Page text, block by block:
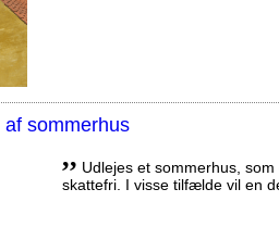
af sommerhus
,, Udlejes et sommerhus,
skattefri. I visse tilfælde vil en